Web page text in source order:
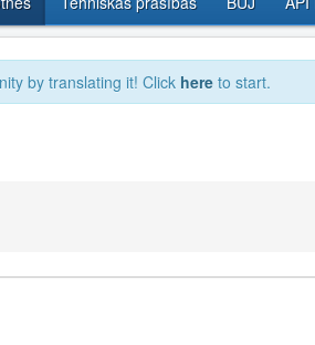
by translating it! Click here to start.